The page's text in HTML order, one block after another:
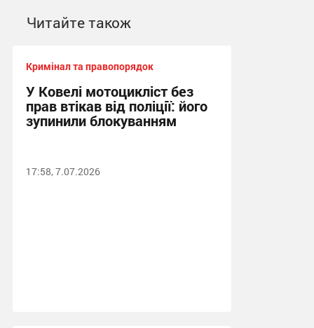
Читайте також
Кримінал та правопорядок
У Ковелі мотоцикліст без
прав втікав від поліції: його
зупинили блокуванням
17:58, 7.07.2026